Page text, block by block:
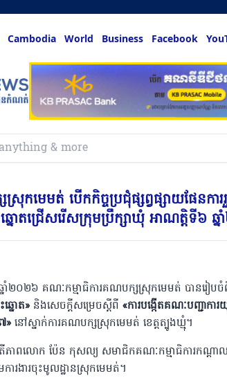
Cambodia World Business Facebook
ដែលអ្នកច
រុកមេមត់ បើកកិច្ចប្រជុំផ្សព្វផ្សាយផែនកា
ឆ្នោតជ្រើសរើសក្រុមប្រឹក្សាឃុំ អាណត្តិទី៦
នាំ២០២៦ គណៈកម្មាធិការគណបក្សស្រុកមេមត់ បានរៀបចំ
ឆ្នោត» និងសេចក្ដីសម្រេចស្ដីពី «ការបង្កើតគណៈបញ្ជាការ
» នៅស្នាក់ការគណបក្សស្រុកមេមត់ ខេត្តត្បូងឃ្មុំ។
តីភាពលោក ប៉ែន កុសល្យ សមាជិកគណៈកម្មាធិការកណ្ដា
ារងារចុះមូលដ្ឋានស្រុកមេមត់។